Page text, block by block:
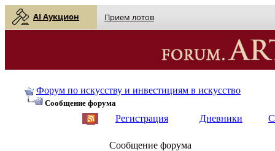
AI Аукцион Прием лотов
Форум по искусству и инвестициям в искусство
Сообщение форума
Регистрация Дневники
Сообщение форума